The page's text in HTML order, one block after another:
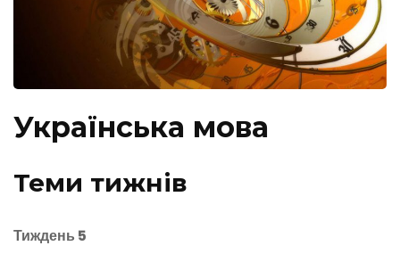
Українська мова
Теми тижнів
Тиждень 5